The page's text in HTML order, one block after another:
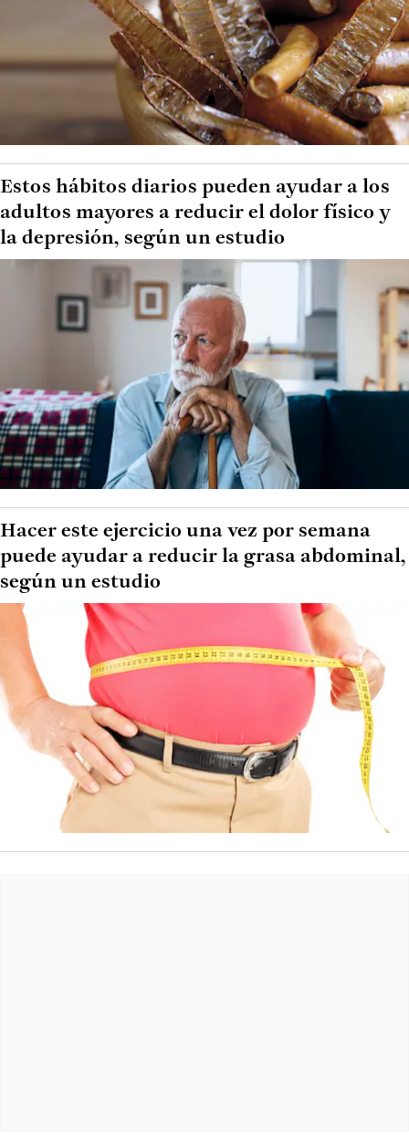
Estos hábitos diarios pueden ayudar a los
adultos mayores a reducir el dolor físico y
la depresión, según un estudio
Hacer este ejercicio una vez por semana
puede ayudar a reducir la grasa abdominal,
según un estudio